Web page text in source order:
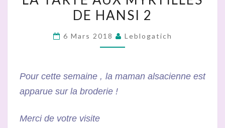
AUX
DE
DE HANSI 2
6 Mars 2018 Leblogatich
Pour cette semaine , la maman alsacienne est
apparue sur la broderie !
Merci de votre visite